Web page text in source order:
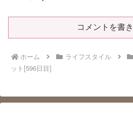
コメントを書
ホーム ライフスタイル
ット[596日目]